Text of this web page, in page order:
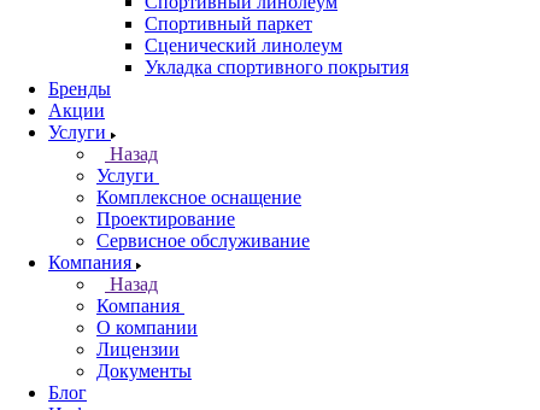
Спортивный паркет
Сценический линолеум
Укладка спортивного покрытия
Бренды
Акции
Услуги
Назад
Услуги
Комплексное оснащение
Проектирование
Сервисное обслуживание
Компания
Назад
Компания
О компании
Лицензии
Документы
Блог